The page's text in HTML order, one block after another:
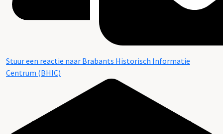
Stuur een reactie naar Brabants Historisch Informatie
Centrum (BHIC)